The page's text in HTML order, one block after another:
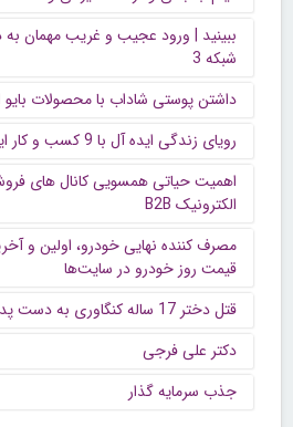
ببینید | ورود عجیب و غریب مهمان به
شبکه 3
داشتن پوستی شاداب با محصولات بایو
رویای زندگی ایده آل با 9 کسب و کار اینترنتی یا آنلاین
اهمیت حیاتی همسویی کانال های
الکترونیک B2B
مصرف کننده نهایی خودرو، اولین و
قیمت روز خودرو در سایت‌ها
قتل دختر 17 ساله کنگاوری به دست پدرش
دکتر علی فرجی
جذب سرمایه گذار